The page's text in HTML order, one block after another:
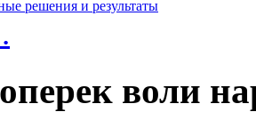
решения и результаты
воли